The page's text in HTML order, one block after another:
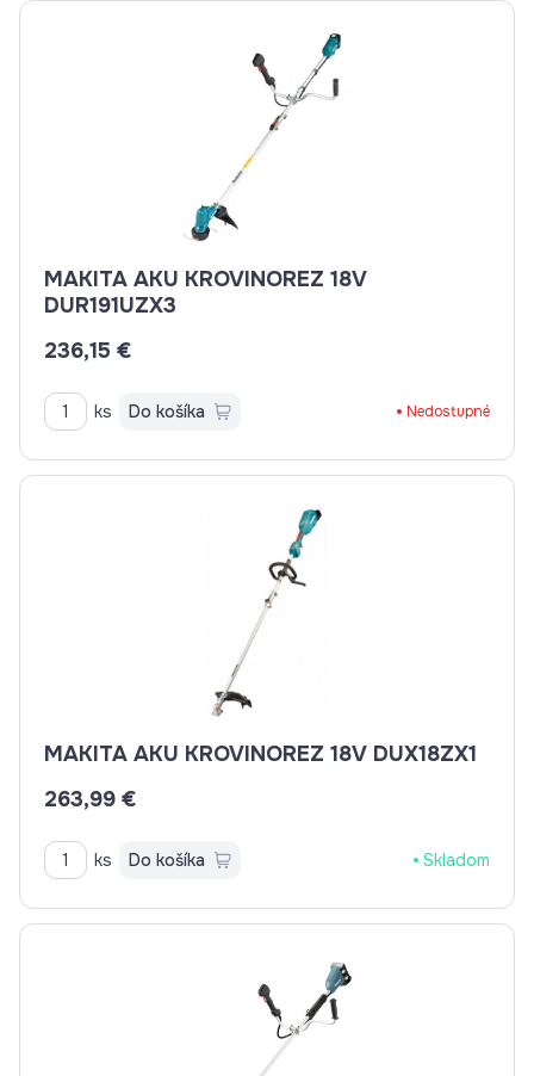
MAKITA AKU KROVINOREZ 18V
DUR191UZX3
236,15 €
ks Do košíka Nedostupné
MAKITA AKU KROVINOREZ 18V DUX18ZX1
263,99 €
ks Do košíka Skladom